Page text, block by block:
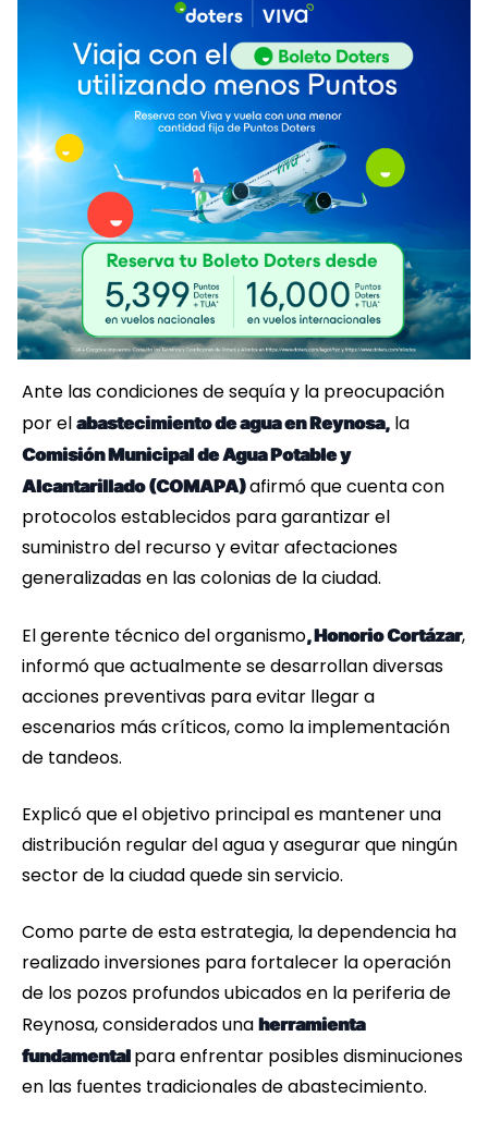
Ante las condiciones de sequía y la preocupación
por el abastecimiento de agua en Reynosa, la
Comisión Municipal de Agua Potable y
Alcantarillado (COMAPA)afirmó que cuenta con
protocolos establecidos para garantizar el
suministro del recurso y evitar afectaciones
generalizadas en las colonias de la ciudad.
El gerente técnico del organismo, Honorio Cortázar,
informó que actualmente se desarrollan diversas
acciones preventivas para evitar llegar a
escenarios más críticos, como la implementación
de tandeos.
Explicó que el objetivo principal es mantener una
distribución regular del agua y asegurar que ningún
sector de la ciudad quede sin servicio.
Como parte de esta estrategia, la dependencia ha
realizado inversiones para fortalecer la operación
de los pozos profundos ubicados en la periferia de
Reynosa, considerados una herramienta
fundamental para enfrentar posibles disminuciones
en las fuentes tradicionales de abastecimiento.